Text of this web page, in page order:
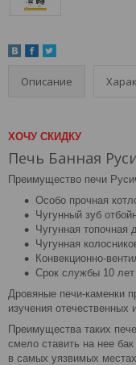
Описание
ХОЧУ СКИДКУ
Печь Банная
Преимущество печи
Особо прочная
Чугунный зуб
Чугунная топочная
Чугунная
Конвекционно-
Срок службы 10 лет
Дровяные печи-каменки
изучения отечественных
Преимущества таких
смело ставить на нее
в самых уязвимых